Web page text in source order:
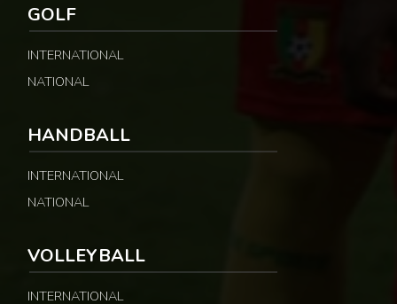
GOLF
INTERNATIONAL
NATIONAL
HANDBALL
INTERNATIONAL
NATIONAL
VOLLEYBALL
INTERNATIONAL